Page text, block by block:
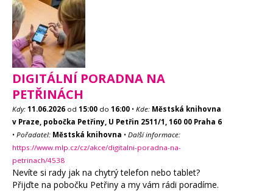
DIGITÁLNÍ PORADNA NA
PETŘINÁCH
Kdy: 11.06.2026 od 15:00 do 16:00 • Kde: Městská knihovna
v Praze, pobočka Petřiny, U Petřin 2511/1, 160 00 Praha 6
• Pořadatel: Městská knihovna • Další informace:
https://www.mlp.cz/cz/akce/digitalni-poradna-na-
petrinach/4538
Nevíte si rady jak na chytrý telefon nebo tablet?
Přijďte na pobočku Petřiny a my vám rádi poradíme.